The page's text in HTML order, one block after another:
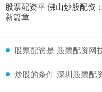
股票配资平 佛山炒股配资
新篇章
股票配资是 股票配资网
炒股的条件 深圳股票配